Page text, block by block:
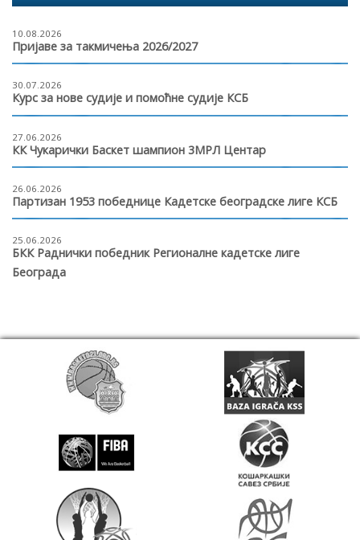
10.08.2026
Пријаве за такмичења 2026/2027
30.07.2026
Курс за нове судије и помоћне судије КСБ
27.06.2026
КК Чукарички Баскет шампион 3МРЛ Центар
26.06.2026
Партизан 1953 победнице Кадетске београдске лиге КСБ
25.06.2026
БКК Раднички победник Регионалне кадетске лиге
Београда